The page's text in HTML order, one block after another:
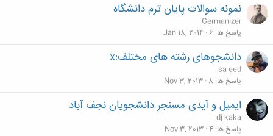
نمونه سوالات پایان ترم دانشگاه
Germanizer
پاسخ ها 6
Jan 18, 2014
دانشجوهای رشته های مختلف:x
sa eed
پاسخ ها 8
Nov 3, 2013
ایمیل و آیدی مسنجر دانشجویان نجف آباد
dj kaka
پاسخ ها 4
Nov 3, 2013